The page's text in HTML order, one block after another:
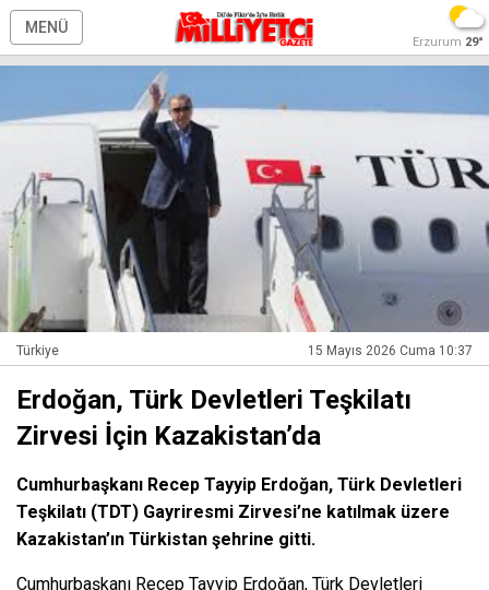
MENÜ
Erzurum 29°
Türkiye 15 Mayıs 2026 Cuma 10:37
Erdoğan, Türk Devletleri Teşkilatı
Zirvesi İçin Kazakistan’da
Cumhurbaşkanı Recep Tayyip Erdoğan, Türk Devletleri
Teşkilatı (TDT) Gayriresmi Zirvesi’ne katılmak üzere
Kazakistan’ın Türkistan şehrine gitti.
Cumhurbaşkanı Recep Tayyip Erdoğan, Türk Devletleri